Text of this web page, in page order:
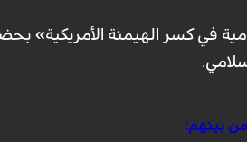
في كسر الهيمنة الأمريكية»
من بينهم: